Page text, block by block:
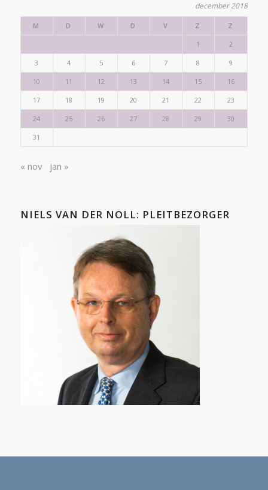
december 2018
M D W D V Z Z
1 2
3 4 5 6 7 8 9
10 11 12 13 14 15 16
17 18 19 20 21 22 23
24 25 26 27 28 29 30
31
« nov jan »
NIELS VAN DER NOLL: PLEITBEZORGER